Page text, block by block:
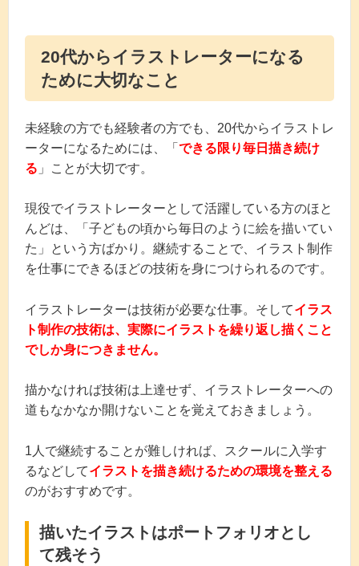
20代からイラストレーターになる
ために大切なこと
未経験の方でも経験者の方でも、20代からイラストレ
ーターになるためには、「 できる限り毎日描き続け
る 」ことが大切です。
現役でイラストレーターとして活躍している方のほと
んどは、「子どもの頃から毎日のように絵を描いてい
た」という方ばかり。継続することで、イラスト制作
を仕事にできるほどの技術を身につけられるのです。
イラストレーターは技術が必要な仕事。そしてイラス
ト制作の技術は、実際にイラストを繰り返し描くこと
でしか身につきません。
描かなければ技術は上達せず、イラストレーターへの
道もなかなか開けないことを覚えておきましょう。
1人で継続することが難しければ、スクールに入学す
るなどしてイラストを描き続けるための環境を整える
のがおすすめです。
描いたイラストはポートフォリオとし
て残そう